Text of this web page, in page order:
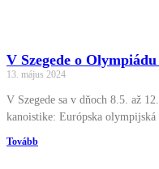
V Szegede o
13. május 2024
V Szegede sa v dňoch 8.5. až
kanoistike: Európska
Tovább